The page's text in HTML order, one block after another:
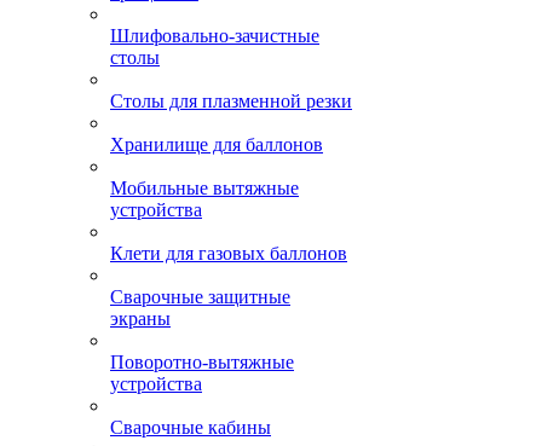
Шлифовально-зачистные
столы
Столы для плазменной резки
Хранилище для баллонов
Мобильные вытяжные
устройства
Клети для газовых баллонов
Сварочные защитные
экраны
Поворотно-вытяжные
устройства
Сварочные кабины